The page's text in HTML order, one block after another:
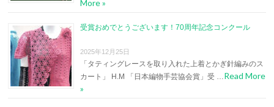
More »
受賞おめでとうございます！70周年記念コンクール
2025年12月25日
「タティングレースを取り入れた上着とかぎ針編みのス
カート」 H.M 「日本編物手芸協会賞」受 …Read More
»